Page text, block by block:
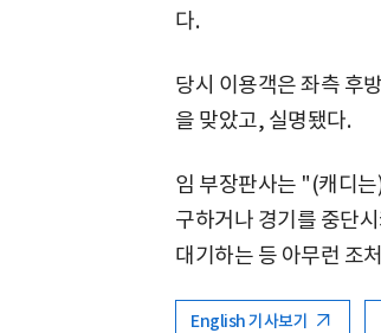
다.
당시 이용객은 좌측 후
을 맞았고, 실명됐다.
임 부장판사는 "(캐디
구하거나 경기를 중단
대기하는 등 아무런 조
English 기사보기